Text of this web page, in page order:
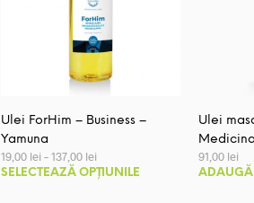
Ulei ForHim – Business –
Yamuna
19,00 lei – 137,00 leiInterval
de
prețuri:
SELECTEAZĂ OPȚIUNILEAcest
Ulei
91,00 lei